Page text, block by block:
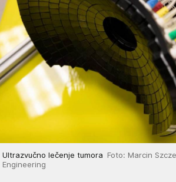
Ultrazvučno lečenje tumora Foto: Marcin
Engineering